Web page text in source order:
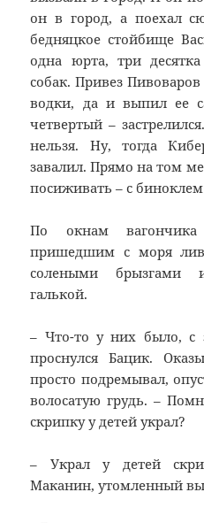
он в город, а поехал
бедняцкое стойбище
одна юрта, три
собак. Привез
водки, да и выпил ее
четвертый –
нельзя. Ну, тогда
завалил. Прямо на том
посиживать – с
По окнам
пришедшим с моря
солеными брызгами
галькой.
– Что-то у них было, с
проснулся Бацик.
просто подремывал,
волосатую грудь. –
скрипку у детей украл?
– Украл у детей
Маканин, утомленный